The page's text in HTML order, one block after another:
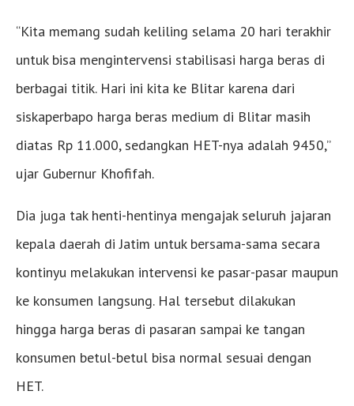
“Kita memang sudah keliling selama 20 hari terakhir
untuk bisa mengintervensi stabilisasi harga beras di
berbagai titik. Hari ini kita ke Blitar karena dari
siskaperbapo harga beras medium di Blitar masih
diatas Rp 11.000, sedangkan HET-nya adalah 9450,”
ujar Gubernur Khofifah.
Dia juga tak henti-hentinya mengajak seluruh jajaran
kepala daerah di Jatim untuk bersama-sama secara
kontinyu melakukan intervensi ke pasar-pasar maupun
ke konsumen langsung. Hal tersebut dilakukan
hingga harga beras di pasaran sampai ke tangan
konsumen betul-betul bisa normal sesuai dengan
HET.